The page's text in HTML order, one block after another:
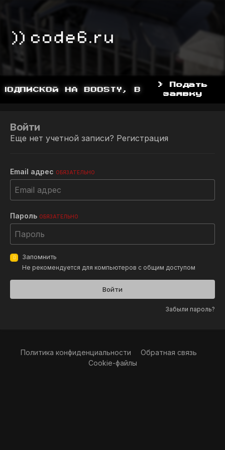
НА BOOSTY, BOOSTY.TO/YDDY
> Подать
заявку
Войти
Еще нет учетной записи? Регистрация
Email адрес ОБЯЗАТЕЛЬНО
Пароль ОБЯЗАТЕЛЬНО
Запомнить
Не рекомендуется для компьютеров с общим доступом
Войти
Забыли пароль?
Политика конфиденциальности
Обратная связь
Cookie-файлы